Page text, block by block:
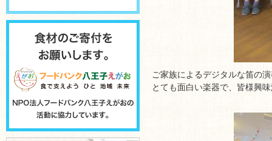
ご家族によるデジタルな笛の
とても面白い楽器で、皆様興